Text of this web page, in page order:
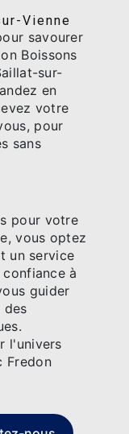
Vienne
savourer
Boissons
sur-
en
votre
pour
sans
pour votre
vous optez
un service
à
guider
des
l'univers
Fredon